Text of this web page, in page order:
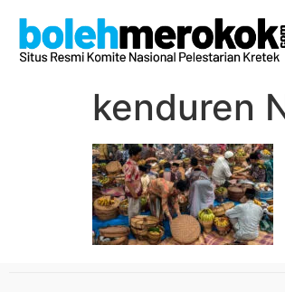
kenduren